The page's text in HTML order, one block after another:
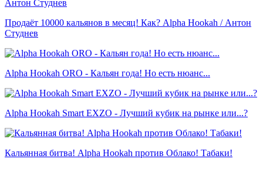
Продаёт 10000 кальянов в месяц! Как? Alpha Hookah / Антон
Студнев
Alpha Hookah ORO - Кальян года! Но есть нюанс...
Alpha Hookah Smart EXZO - Лучший кубик на рынке или...?
Кальянная битва! Alpha Hookah против Облако! Табаки!